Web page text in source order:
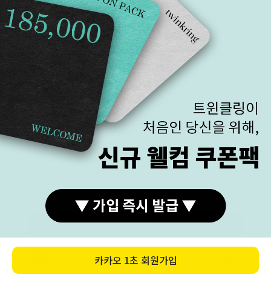
구매하기
골드
아주 작은 확률로 화이트골드는 알레르기 반응을 일으킬
수 있습니다.
알레르기 반응은 개인적인 신체 특징입니다. 본인이 직접
판단하셔야 합니다.
추후 교환 및 환불의 사유가 될 수 없습니다. 걱정된다면
엔틱화이트 색상을 추천해 드립니다.
안쪽막음
로즈골드 제품이지만, 안쪽 막음 된 부분은 옐로우골드로
제작되는 경우가 있습니다.
안쪽 색상도 중요하신 분은 반드시 문의해서 확인해 주세
요.
안쪽에 땜 자국이 발생할 수 있습니다. 조립식 반지의 경
우 숨구멍이나 틈이 생길 수 있습니다.
(제품 디자인마다 상이함)
상품 상호
OEM 생산, 다른 협력업체와의 제작 과정이 있습니다. 눈
에 잘 띄지 않도록 생산한 업체의 상호 각인이 되는 경우
상호 각인으로 질 높은 사후 관리 및 편의를 제공할 수 있
관리보단 각인 자체가 없기를 희망하신다면 배송 메시지
에 '상호 각인 x'라고 적어주세요.
카카오 1초 회원가입